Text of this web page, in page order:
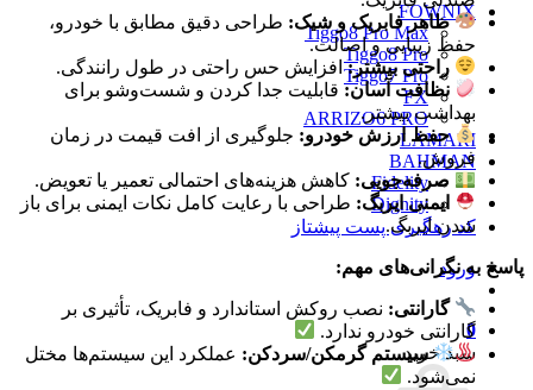
FOWNIX
Tiggo8 Pro Max
Tiggo8 Pro
Tiggo7 Pro
FX
ARRIZO6 PRO
LAMARI
BAHMAN
Fidelity
Dignity
کد رهگیری پست پیشتاز
ورود
0
سبد خرید
ظاهر فابریک و شیک: طراحی دقیق مطابق با خودرو،
حفظ زیبایی و اصالت.
راحتی بیشتر:افزایش حس راحتی در طول رانندگی.
نظافت آسان: قابلیت جدا کردن و شست‌وشو برای
بهداشت بیشتر.
حفظ ارزش خودرو: جلوگیری از افت قیمت در زمان
فروش.
صرفه‌جویی: کاهش هزینه‌های احتمالی تعمیر یا تعویض.
ایمنی ایربگ: طراحی با رعایت کامل نکات ایمنی برای باز
شدن ایربگ.
پاسخ به نگرانی‌های مهم:
گارانتی: نصب روکش استاندارد و فابریک، تأثیری بر
گارانتی خودرو ندارد.
سیستم گرمکن/سردکن: عملکرد این سیستم‌ها مختل
نمی‌شود.